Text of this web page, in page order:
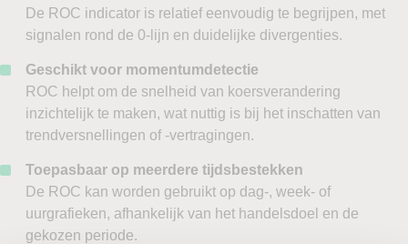
De ROC indicator is relatief eenvoudig te begrijpen, met
signalen rond de 0-lijn en duidelijke divergenties.
Geschikt voor momentumdetectie
ROC helpt om de snelheid van koersverandering
inzichtelijk te maken, wat nuttig is bij het inschatten van
trendversnellingen of -vertragingen.
Toepasbaar op meerdere tijdsbestekken
De ROC kan worden gebruikt op dag-, week- of
uurgrafieken, afhankelijk van het handelsdoel en de
gekozen periode.